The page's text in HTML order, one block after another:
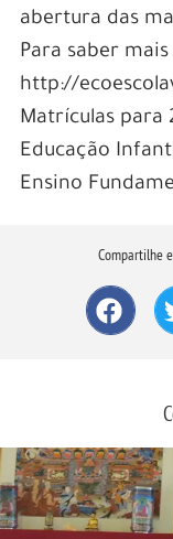
abertura das
Para saber
http://
Matrículas para
Educação
Ensino
Compartilhe